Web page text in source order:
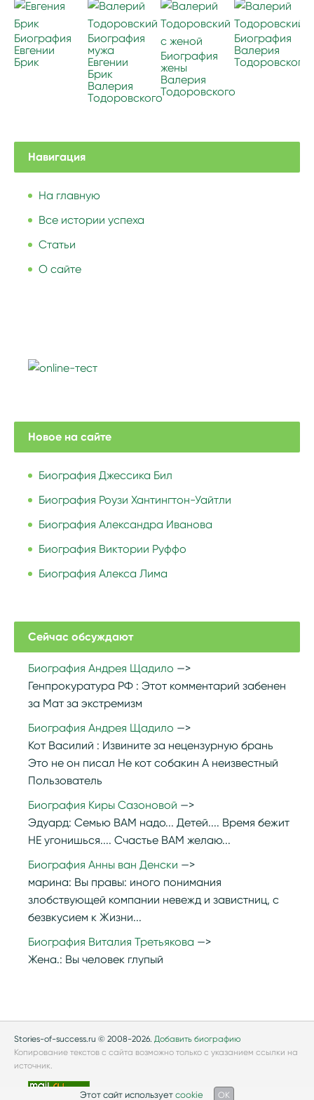
Биография
Евгении
Брик
Биография
мужа
Евгении
Брик
Валерия
Тодоровского
Биография
жены
Валерия
Тодоровского
Биография
Валерия
Тодоровского
Навигация
На главную
Все истории успеха
Статьи
О сайте
Новое на сайте
Биография Джессика Бил
Биография Роузи Хантингтон-Уайтли
Биография Александра Иванова
Биография Виктории Руффо
Биография Алекса Лима
Сейчас обсуждают
Биография Андрея Щадило
Генпрокуратура РФ : Этот комментарий забенен
за Мат за экстремизм
Биография Андрея Щадило
Кот Василий : Извините за нецензурную брань
Это не он писал Не кот собакин А неизвестный
Пользователь
Биография Киры Сазоновой
Эдуард: Семью ВАМ надо... Детей.... Время бежит
НЕ угонишься.... Счастье ВАМ желаю...
Биография Анны ван Денски
марина: Вы правы: иного понимания
злобствующей компании невежд и завистниц, с
безвкусием к Жизни...
Биография Виталия Третьякова
Жена.: Вы человек глупый
Stories-of-success.ru © 2008-2026. Добавить биографию
Копирование текстов с сайта возможно только с указанием ссылки на
источник.
Этот сайт использует cookie OK